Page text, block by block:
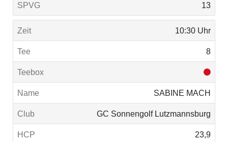
13
10:30 Uhr
8
SABINE MACH
GC Sonnengolf Lutzmannsburg
23,9